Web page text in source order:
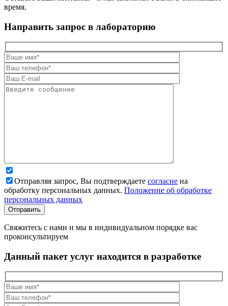
время.
Направить запрос в лабораторию
Отправляя запрос, Вы подтверждаете согласие на
обработку персональных данных. Положение об обработке
персональных данных
Свяжитесь с нами и мы в индивидуальном порядке вас
проконсультируем
Данный пакет услуг находится в разработке